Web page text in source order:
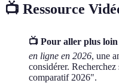
📺 Ressource
📺 Pour aller plus loin
en ligne en 2026, une
considérer.
comparatif 2026".